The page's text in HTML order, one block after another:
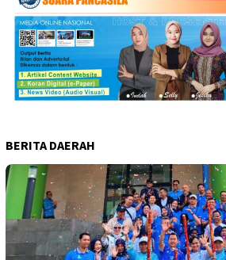
BERITA DAERAH